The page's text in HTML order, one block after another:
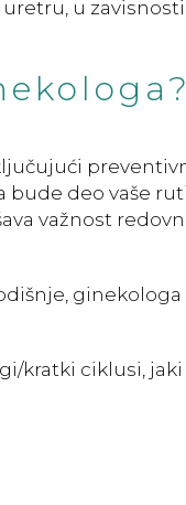
u
bude deo vaše
važnost
ginekologa
kratki ciklusi, jaki